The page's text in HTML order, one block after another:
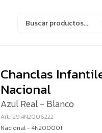
Chanclas
Nacional
Azul Real - Blanco
129.4N2006222
Nacional - 4N200001